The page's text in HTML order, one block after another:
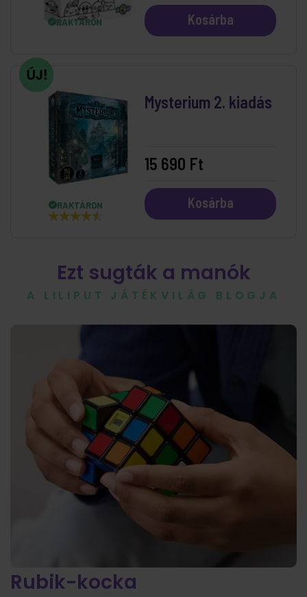
RAKTÁRON Kosárba
RAKTÁRON
Mysterium 2. kiadás
15 690 Ft
Kosárba
Ezt sugták a manók
A LILIPUT JÁTÉKVILÁG BLOGJA
Rubik-kocka